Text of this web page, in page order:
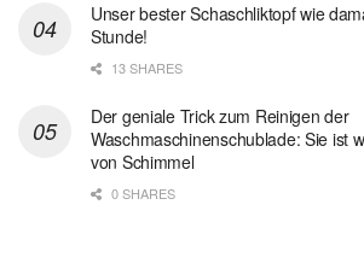
Unser bester Schaschliktopf wie
Stunde!
13 SHARES
Der geniale Trick zum Reinigen der
Waschmaschinenschublade: Sie ist
von Schimmel
0 SHARES